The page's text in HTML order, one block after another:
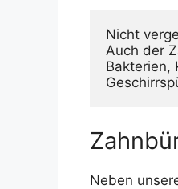
Nicht
Auch der
Bakterien,
Neben